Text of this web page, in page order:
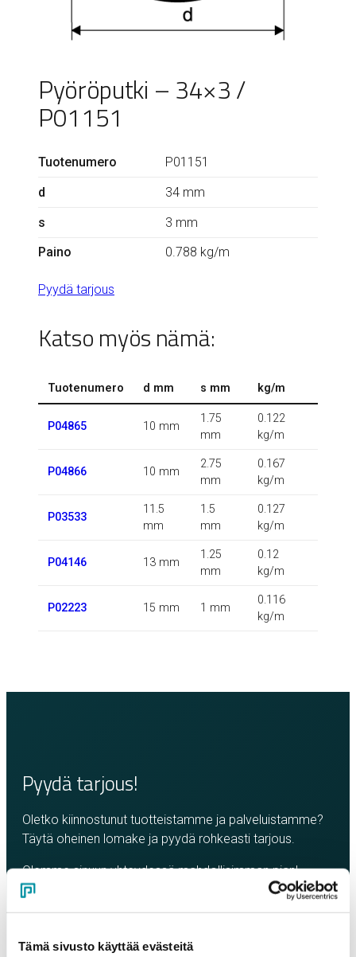
Tämä sivusto käyttää evästeitä
Pyöröputki – 34×3 /
P01151
Tuotenumero
P01151
d
34 mm
s
3 mm
Paino
0.788 kg/m
Pyydä tarjous
Katso myös nämä:
Tuotenumero d mm s mm kg/m
P04865 10 mm
1.75
mm
0.122
kg/m
P04866 10 mm
2.75
mm
0.167
kg/m
P03533
11.5
mm
1.5
mm
0.127
kg/m
P04146 13 mm
1.25
mm
0.12
kg/m
P02223 15 mm 1 mm
0.116
kg/m
Pyydä tarjous!
Oletko kiinnostunut tuotteistamme ja palveluistamme?
Täytä oheinen lomake ja pyydä rohkeasti tarjous.
Olemme sinuun yhteydessä mahdollisimman pian!
Yritys